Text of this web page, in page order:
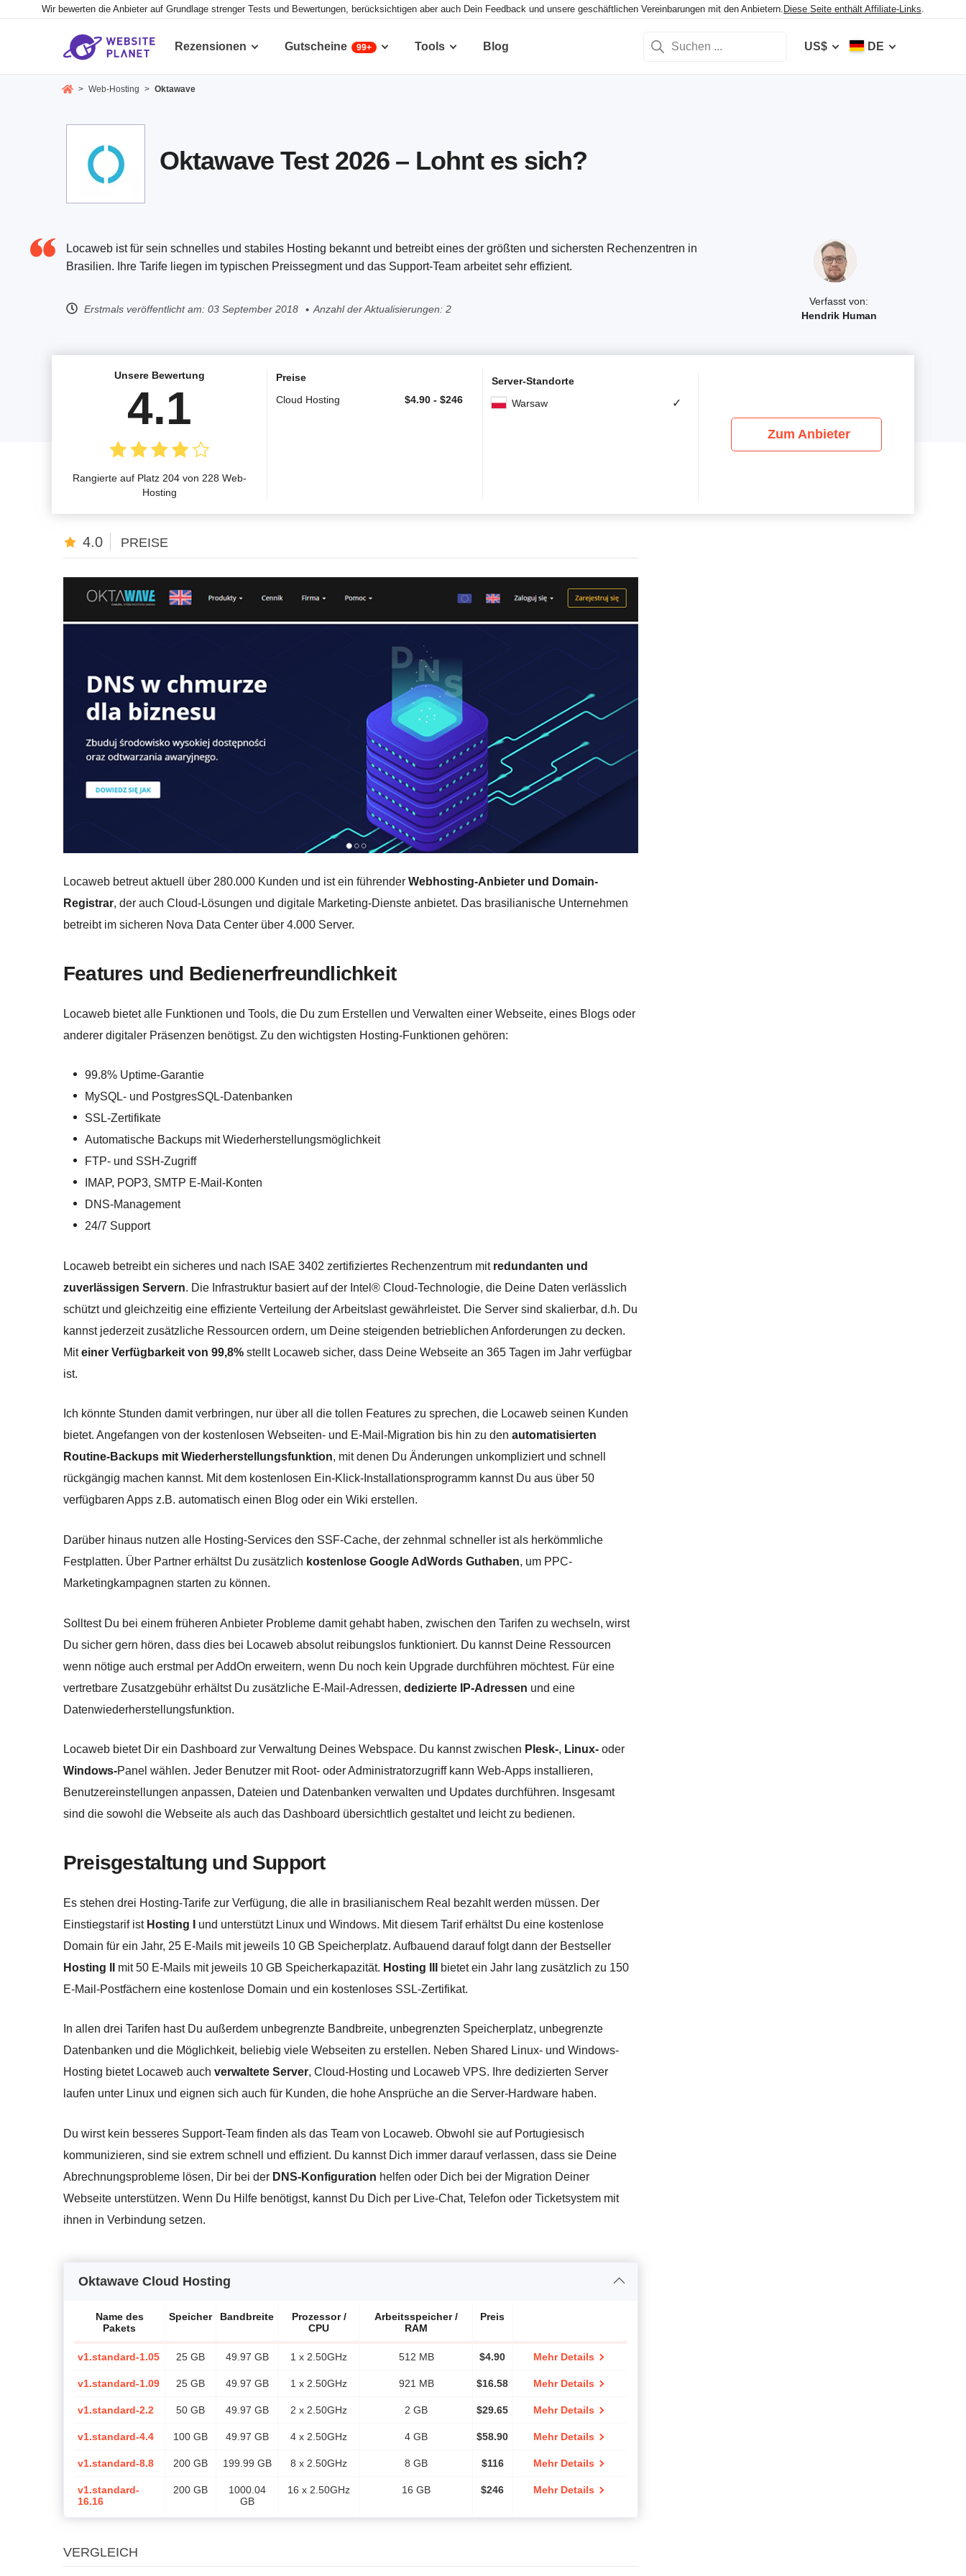
Wir bewerten die Anbieter auf Grundlage strenger Tests und Bewertungen, berücksichtigen aber auch Dein Feedback und unsere geschäftlichen Vereinbarungen mit den Anbietern. Diese Seite enthält Affiliate-Links.
Rezensionen Gutscheine 99+ Tools Blog US$ DE
> Web-Hosting > Oktawave
Oktawave Test 2026 – Lohnt es sich?
Verfasst von:
Hendrik Human
Locaweb ist für sein schnelles und stabiles Hosting bekannt und betreibt eines der größten und sichersten Rechenzentren in
Brasilien. Ihre Tarife liegen im typischen Preissegment und das Support-Team arbeitet sehr effizient.
Erstmals veröffentlicht am: 03 September 2018 Anzahl der Aktualisierungen: 2
Unsere Bewertung
4.1
Rangierte auf Platz 204 von 228 Web-
Hosting
Preise
Cloud Hosting
$4.90 - $246
Server-Standorte
Warsaw
✓
Zum Anbieter
4.0 PREISE
Locaweb betreut aktuell über 280.000 Kunden und ist ein führender Webhosting-Anbieter und Domain-
Registrar, der auch Cloud-Lösungen und digitale Marketing-Dienste anbietet. Das brasilianische Unternehmen
betreibt im sicheren Nova Data Center über 4.000 Server.
Features und Bedienerfreundlichkeit
Locaweb bietet alle Funktionen und Tools, die Du zum Erstellen und Verwalten einer Webseite, eines Blogs oder
anderer digitaler Präsenzen benötigst. Zu den wichtigsten Hosting-Funktionen gehören:
99.8% Uptime-Garantie
MySQL- und PostgresSQL-Datenbanken
SSL-Zertifikate
Automatische Backups mit Wiederherstellungsmöglichkeit
FTP- und SSH-Zugriff
IMAP, POP3, SMTP E-Mail-Konten
DNS-Management
24/7 Support
Locaweb betreibt ein sicheres und nach ISAE 3402 zertifiziertes Rechenzentrum mit redundanten und
zuverlässigen Servern. Die Infrastruktur basiert auf der Intel® Cloud-Technologie, die Deine Daten verlässlich
schützt und gleichzeitig eine effiziente Verteilung der Arbeitslast gewährleistet. Die Server sind skalierbar, d.h. Du
kannst jederzeit zusätzliche Ressourcen ordern, um Deine steigenden betrieblichen Anforderungen zu decken.
Miteiner Verfügbarkeit von 99,8% stellt Locaweb sicher, dass Deine Webseite an 365 Tagen im Jahr verfügbar
ist.
Ich könnte Stunden damit verbringen, nur über all die tollen Features zu sprechen, die Locaweb seinen Kunden
bietet. Angefangen von der kostenlosen Webseiten- und E-Mail-Migration bis hin zu den automatisierten
Routine-Backups mit Wiederherstellungsfunktion, mit denen Du Änderungen unkompliziert und schnell
rückgängig machen kannst. Mit dem kostenlosen Ein-Klick-Installationsprogramm kannst Du aus über 50
verfügbaren Apps z.B. automatisch einen Blog oder ein Wiki erstellen.
Darüber hinaus nutzen alle Hosting-Services den SSF-Cache, der zehnmal schneller ist als herkömmliche
Festplatten. Über Partner erhältst Du zusätzlich kostenlose Google AdWords Guthaben, um PPC-
Marketingkampagnen starten zu können.
Solltest Du bei einem früheren Anbieter Probleme damit gehabt haben, zwischen den Tarifen zu wechseln, wirst
Du sicher gern hören, dass dies bei Locaweb absolut reibungslos funktioniert. Du kannst Deine Ressourcen
wenn nötige auch erstmal per AddOn erweitern, wenn Du noch kein Upgrade durchführen möchtest. Für eine
vertretbare Zusatzgebühr erhältst Du zusätzliche E-Mail-Adressen, dedizierte IP-Adressen und eine
Datenwiederherstellungsfunktion.
Locaweb bietet Dir ein Dashboard zur Verwaltung Deines Webspace. Du kannst zwischen Plesk-, Linux- oder
Windows-Panel wählen. Jeder Benutzer mit Root- oder Administratorzugriff kann Web-Apps installieren,
Benutzereinstellungen anpassen, Dateien und Datenbanken verwalten und Updates durchführen. Insgesamt
sind die sowohl die Webseite als auch das Dashboard übersichtlich gestaltet und leicht zu bedienen.
Preisgestaltung und Support
Es stehen drei Hosting-Tarife zur Verfügung, die alle in brasilianischem Real bezahlt werden müssen. Der
Einstiegstarif ist Hosting I
und unterstützt Linux und Windows. Mit diesem Tarif erhältst Du eine kostenlose
Domain für ein Jahr, 25 E-Mails mit jeweils 10 GB Speicherplatz. Aufbauend darauf folgt dann der Bestseller
Hosting II
mit 50 E-Mails mit jeweils 10 GB Speicherkapazität. Hosting III
bietet ein Jahr lang zusätzlich zu 150
E-Mail-Postfächern eine kostenlose Domain und ein kostenloses SSL-Zertifikat.
In allen drei Tarifen hast Du außerdem unbegrenzte Bandbreite, unbegrenzten Speicherplatz, unbegrenzte
Datenbanken und die Möglichkeit, beliebig viele Webseiten zu erstellen. Neben Shared Linux- und Windows-
Hosting bietet Locaweb auch verwaltete Server, Cloud-Hosting und Locaweb VPS. Ihre dedizierten Server
laufen unter Linux und eignen sich auch für Kunden, die hohe Ansprüche an die Server-Hardware haben.
Du wirst kein besseres Support-Team finden als das Team von Locaweb. Obwohl sie auf Portugiesisch
kommunizieren, sind sie extrem schnell und effizient. Du kannst Dich immer darauf verlassen, dass sie Deine
Abrechnungsprobleme lösen, Dir bei der DNS-Konfiguration helfen oder Dich bei der Migration Deiner
Webseite unterstützen. Wenn Du Hilfe benötigst, kannst Du Dich per Live-Chat, Telefon oder Ticketsystem mit
ihnen in Verbindung setzen.
Oktawave Cloud Hosting
Name des
Pakets
Speicher Bandbreite
Prozessor /
CPU
Arbeitsspeicher /
RAM
Preis
v1.standard-1.05 25 GB 49.97 GB 1 x 2.50GHz 512 MB $4.90 Mehr Details
v1.standard-1.09 25 GB 49.97 GB 1 x 2.50GHz 921 MB $16.58 Mehr Details
v1.standard-2.2 50 GB 49.97 GB 2 x 2.50GHz 2 GB $29.65 Mehr Details
v1.standard-4.4 100 GB 49.97 GB 4 x 2.50GHz 4 GB $58.90 Mehr Details
v1.standard-8.8 200 GB 199.99 GB 8 x 2.50GHz 8 GB $116 Mehr Details
v1.standard-
16.16
200 GB
1000.04
GB
16 x 2.50GHz 16 GB $246 Mehr Details
VERGLEICH